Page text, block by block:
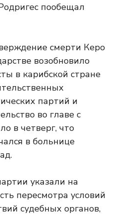
пообещал
смерти Керо
возобновило
в карибской стране
партий и
во главе с
в четверг, что
в больнице
указали на
пересмотра условий
судебных органов,